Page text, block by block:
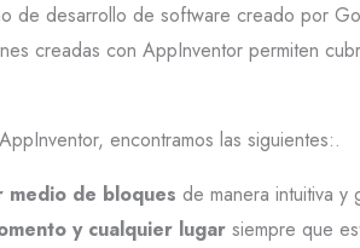
de desarrollo de software creado por
creadas con AppInventor permiten
encontramos las siguientes:.
medio de bloques de manera intuitiva
y cualquier lugar siempre que